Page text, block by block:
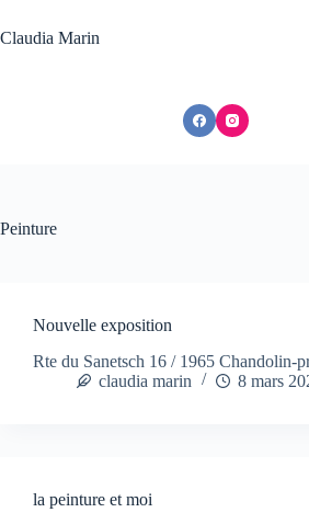
au
contenu
Claudia Marin
Peinture
Nouvelle exposition
Rte du Sanetsch 16 / 1965 Chandolin-
claudia marin
8 mars
la peinture et moi